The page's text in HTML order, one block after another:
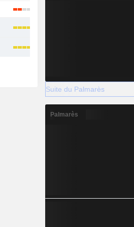
Suite du Palmarès
Palmarès